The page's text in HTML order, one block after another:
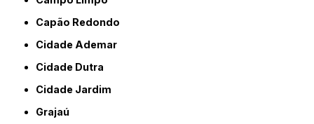
Capão Redondo
Cidade Ademar
Cidade Dutra
Cidade Jardim
Grajaú